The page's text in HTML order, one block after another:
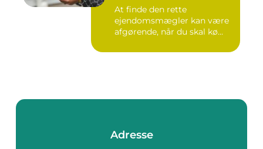
At finde den rette
ejendomsmægler kan være
afgørende, når du skal kø...
Adresse